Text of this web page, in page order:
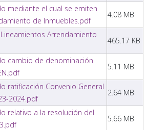
mediante el cual se emiten
de Inmuebles.pdf
4.08 MB
Lineamientos Arrendamiento
465.17 KB
cambio de denominación
5.11 MB
ratificación Convenio General
2024.pdf
2.64 MB
relativo a la resolución del
5.66 MB